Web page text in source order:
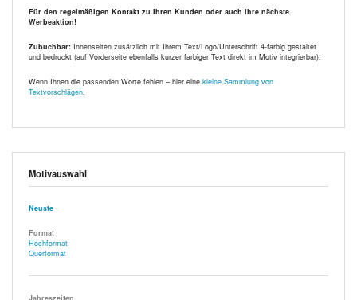
Für den regelmäßigen Kontakt zu Ihren Kunden oder auch Ihre nächste
Werbeaktion!
Zubuchbar: Innenseiten zusätzlich mit Ihrem Text/Logo/Unterschrift 4-farbig gestaltet
und bedruckt (auf Vorderseite ebenfalls kurzer farbiger Text direkt im Motiv integrierbar).
Wenn Ihnen die passenden Worte fehlen – hier eine kleine Sammlung von
Textvorschlägen
Motivauswahl
Neuste
Format
Hochformat
Querformat
Jahreszeiten